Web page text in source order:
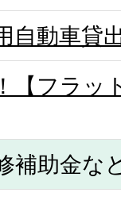
自動車貸
【フラッ
補助金な